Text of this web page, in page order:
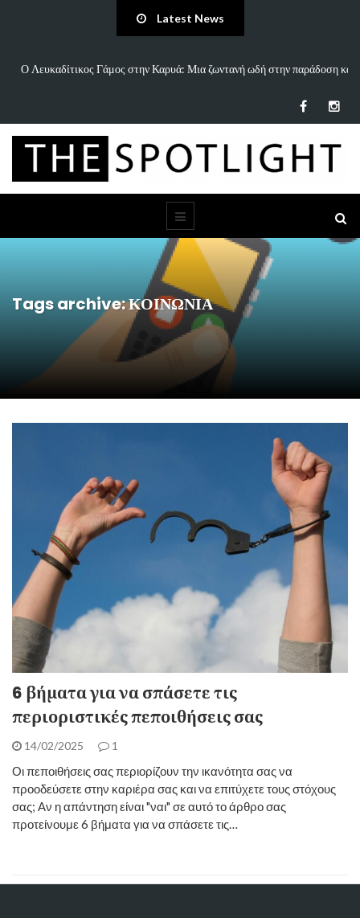
Latest News
και «Άννα Είσαι Καλά;»: Το νέο τραγούδι του Δημήτρη Πανανάκη που
Tags archive: ΚΟΙΝΩΝΙΑ
6 βήματα για να σπάσετε τις
περιοριστικές πεποιθήσεις σας
14/02/2025 1
Οι πεποιθήσεις σας περιορίζουν την ικανότητα σας να
προοδεύσετε στην καριέρα σας και να επιτύχετε τους στόχους
σας; Αν η απάντηση είναι "ναι" σε αυτό το άρθρο σας
προτείνουμε 6 βήματα για να σπάσετε τις…